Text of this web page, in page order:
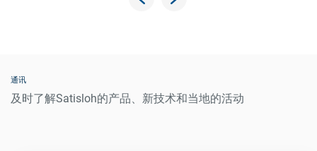
通讯
及时了解Satisloh的产品、新技术和当地的活动